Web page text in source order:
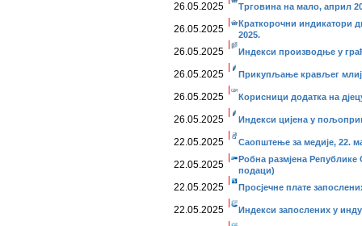
26.05.2025 Трговина на мало, април
26.05.2025
Краткорочни индикатори
2025.
26.05.2025 Индекси производње у
26.05.2025 Прикупљање крављег
26.05.2025 Корисници додатка на
26.05.2025 Индекси цијена у
22.05.2025 Саопштење за медије, 22.
22.05.2025
Робна размјена
подаци)
22.05.2025 Просјечне плате
22.05.2025 Индекси запослених у